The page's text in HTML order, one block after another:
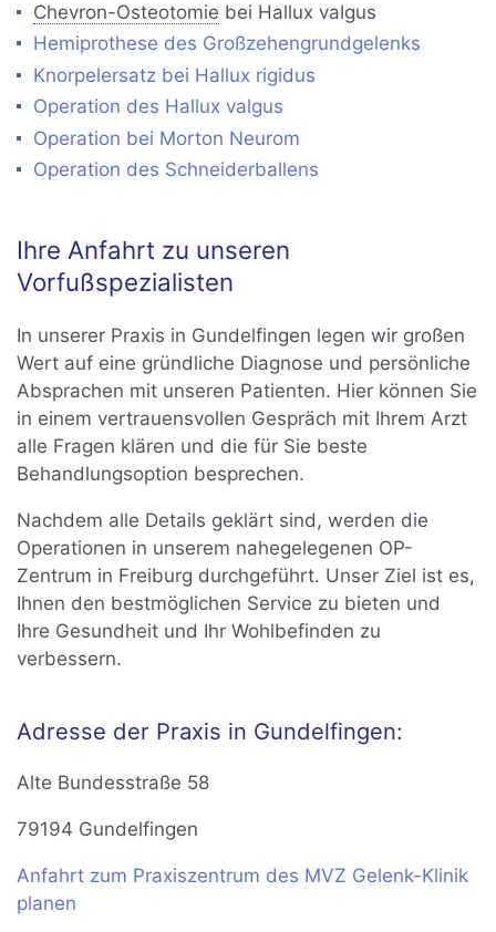
Chevron-Osteotomie bei Hallux valgus
Hemiprothese des Großzehengrundgelenks
Knorpelersatz bei Hallux rigidus
Operation des Hallux valgus
Operation bei Morton Neurom
Operation des Schneiderballens
Ihre Anfahrt zu unseren
Vorfußspezialisten
In unserer Praxis in Gundelfingen legen wir großen
Wert auf eine gründliche Diagnose und persönliche
Absprachen mit unseren Patienten. Hier können Sie
in einem vertrauensvollen Gespräch mit Ihrem Arzt
alle Fragen klären und die für Sie beste
Behandlungsoption besprechen.
Nachdem alle Details geklärt sind, werden die
Operationen in unserem nahegelegenen OP-
Zentrum in Freiburg durchgeführt. Unser Ziel ist es,
Ihnen den bestmöglichen Service zu bieten und
Ihre Gesundheit und Ihr Wohlbefinden zu
verbessern.
Adresse der Praxis in Gundelfingen:
Alte Bundesstraße 58
79194 Gundelfingen
Anfahrt zum Praxiszentrum des MVZ Gelenk-Klinik
planen